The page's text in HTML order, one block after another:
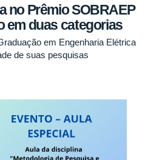
no Prêmio SOBRAEP
em duas categorias
em Engenharia Elétrica
de suas pesquisas